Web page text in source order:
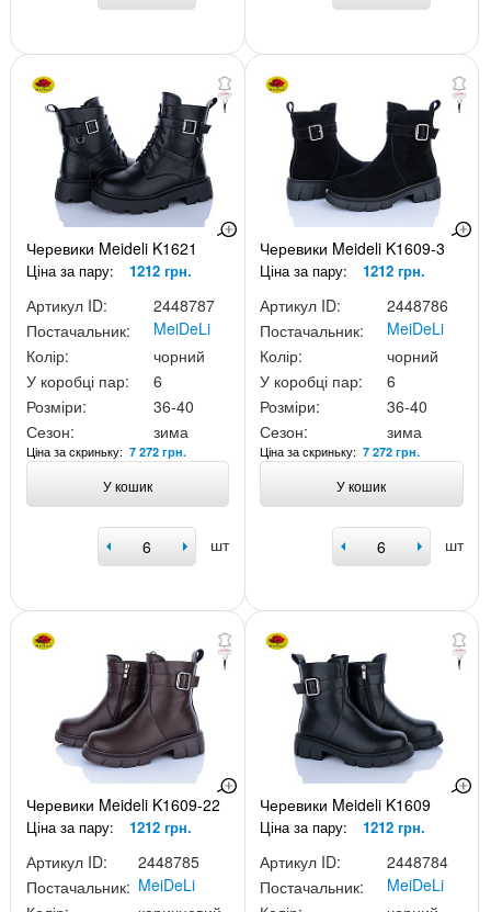
Черевики Meideli K1621
Ціна за пару: 1212 грн.
Артикул ID:
2448787
Постачальник:
MeiDeLi
Колір:
чорний
У коробці пар:
6
Розміри:
36-40
Сезон:
зима
Ціна за скриньку: 7 272 грн.
У кошик
шт
Черевики Meideli K1609-3
Ціна за пару: 1212 грн.
Артикул ID:
2448786
Постачальник:
MeiDeLi
Колір:
чорний
У коробці пар:
6
Розміри:
36-40
Сезон:
зима
Ціна за скриньку:7 272 грн.
У кошик
шт
Черевики Meideli K1609-22
Ціна за пару: 1212 грн.
Артикул ID:
2448785
Постачальник: MeiDeLi
Черевики Meideli K1609
Ціна за пару: 1212 грн.
Артикул ID:
2448784
Постачальник:
MeiDeLi